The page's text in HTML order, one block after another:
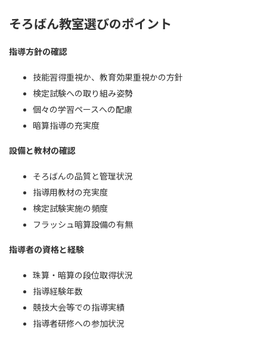
そろばん教室選びのポイント
指導方針の確認
技能習得重視か、教育効果重視かの方針
検定試験への取り組み姿勢
個々の学習ペースへの配慮
暗算指導の充実度
設備と教材の確認
そろばんの品質と管理状況
指導用教材の充実度
検定試験実施の頻度
フラッシュ暗算設備の有無
指導者の資格と経験
珠算・暗算の段位取得状況
指導経験年数
競技大会等での指導実績
指導者研修への参加状況